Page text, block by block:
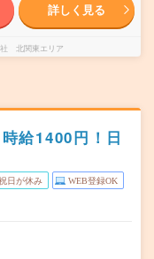
詳しく見る
社 北関東エリア
給1400円！日
日が休み WEB登録OK